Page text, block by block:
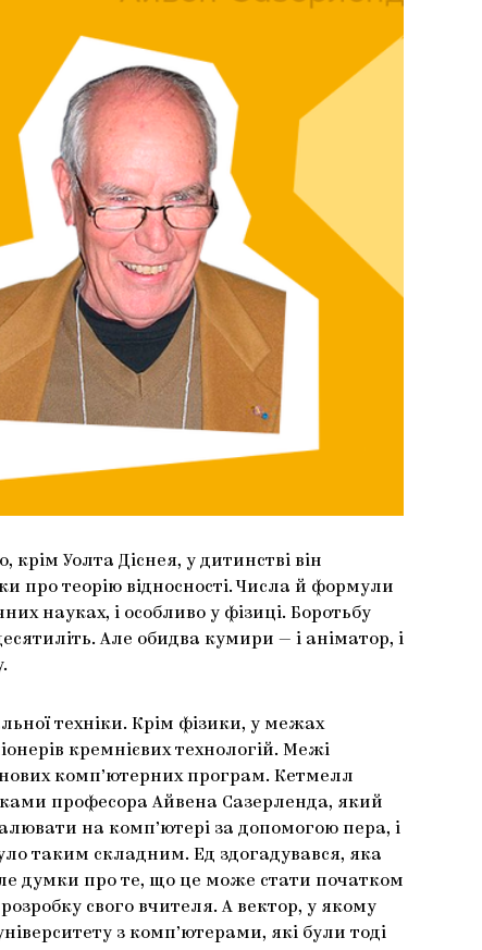
Уолта Діснея, у дитинстві він
про теорію відносності. Числа й формули
науках, і особливо у фізиці. Боротьбу
Але обидва кумири — і аніматор, і
техніки. Крім фізики, у межах
кремнієвих технологій. Межі
комп’ютерних програм. Кетмелл
професора Айвена Сазерленда, який
на комп’ютері за допомогою пера, і
таким складним. Ед здогадувався, яка
думки про те, що це може стати початком
свого вчителя. А вектор, у якому
з комп’ютерами, які були тоді